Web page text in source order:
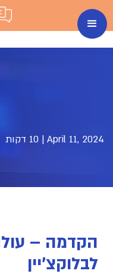
April 11, 2024
| 10 דקות
הקדמה –
לבלוקצ'יין